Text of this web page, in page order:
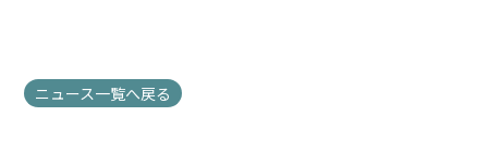
ニュース一覧へ戻る